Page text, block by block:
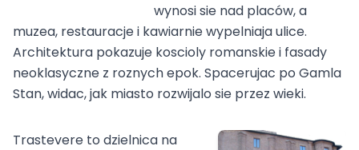
wynosi sie nad placów, a
muzea, restauracje i kawiarnie wypelniaja ulice.
Architektura pokazuje koscioly romanskie i fasady
neoklasyczne z roznych epok. Spacerujac po Gamla
Stan, widac, jak miasto rozwijalo sie przez wieki.
Trastevere to dzielnica na